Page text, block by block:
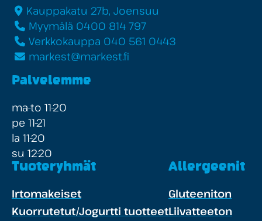
Kauppakatu 27b, Joensuu
Myymälä 0400 814 797
Verkkokauppa 040 561 0443
markest@markest.fi
Palvelemme
ma-to 11-20
pe 11-21
la 11-20
su 12-20
Tuoteryhmät
Irtomakeiset
Kuorrutetut/Jogurtti tuotteet
Allergeenit
Gluteeniton
Liivatteeton